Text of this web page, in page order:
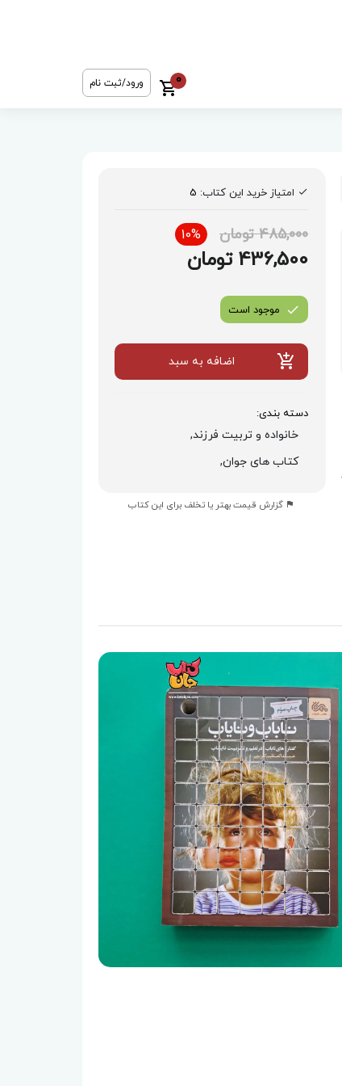
0 ورود/ثبت نام
امتیاز خرید این کتاب: 5
485,000 تومان 10%
436,500 تومان
موجود است
اضافه به سبد
دسته بندی:
خانواده و تربیت فرزند,
کتاب های جوان,
گزارش قیمت بهتر یا تخلف برای این کتاب